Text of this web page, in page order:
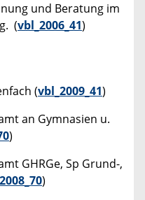
und Beratung im
(vbl_2006_41)
(vbl_2009_41)
an Gymnasien u.
)
GHRGe, Sp Grund-,
)